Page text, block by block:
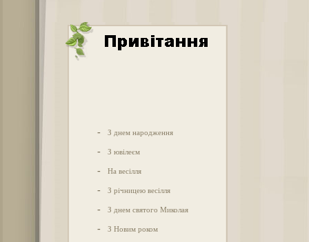
- З днем народження
- З ювілеєм
- На весілля
- З річницею весілля
- З днем святого Миколая
- З Новим роком